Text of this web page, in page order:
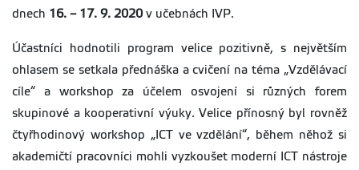
dnech 16. – 17. 9. 2020 v učebnách IVP.
Účastníci hodnotili program velice pozitivně, s největším
ohlasem se setkala přednáška a cvičení na téma „Vzdělávací
cíle“ a workshop za účelem osvojení si různých forem
skupinové a kooperativní výuky. Velice přínosný byl rovněž
čtyřhodinový workshop „ICT ve vzdělání“, během něhož si
akademičtí pracovníci mohli vyzkoušet moderní ICT nástroje